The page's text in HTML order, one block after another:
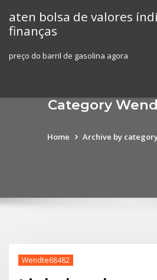
content
aten bolsa de valores
finanças
preço do barril de gasolina agora
Category
Home Archive by
Wendte68482